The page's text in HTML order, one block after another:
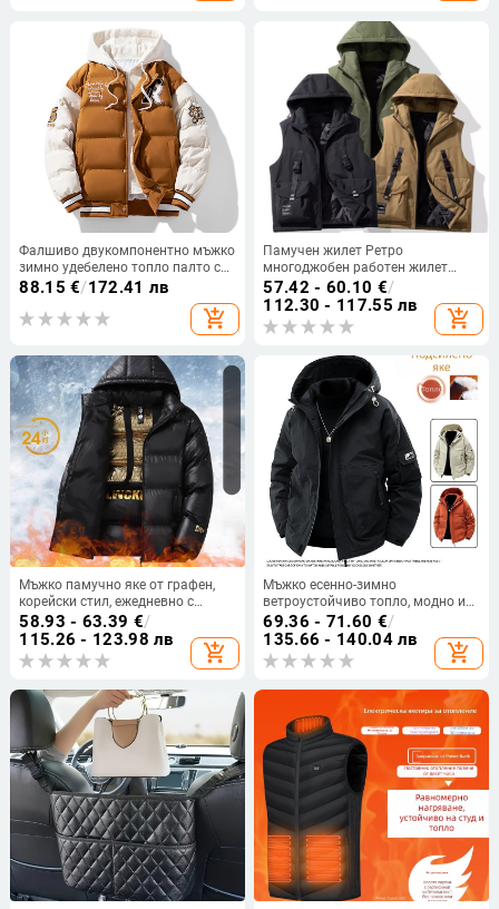
Фалшиво двукомпонентно мъжко
зимно удебелено топло палто с
памучна подплата в корейски
стил, модерно Harajuku, стил
Хонконг, национална модна
марка, памучно подплатено
88.15 €/172.41 лв
add_shopping_cart
Памучен жилет Ретро
многоджобен работен жилет
Мъжки модерен марков уличен
широк връх плюс тор удължаващ
памучен жилетка трансграничен
57.42 - 60.10 €/
112.30 - 117.55 лв
add_shopping_cart
Мъжко памучно яке от графен,
корейски стил, ежедневно с
качулка, удебелено топло
памучно яке, мъжко черно-
златно памучно яке
58.93 - 63.39 €/
115.26 - 123.98 лв
add_shopping_cart
Мъжко есенно-зимно
ветроустойчиво топло, модно и
красиво яке с памучна подплата,
подходящо за всички възрасти,
мъжко свободно палто с
памучна подплата, големи
69.36 - 71.60 €/
135.66 - 140.04 лв
add_shopping_cart